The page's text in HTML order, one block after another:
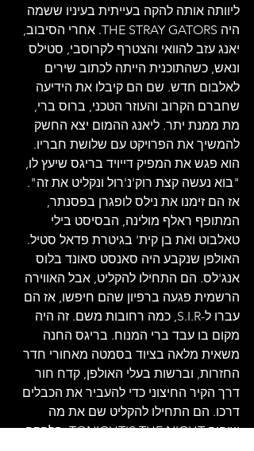
ליוותה אותה להקה בעייתית בעיניו ששמה
היה THE STRAY GATORS. אחרי הסיבוב,
יאנג עזב להוואי והצטרף לקרוסבי, סטילס
ונאש, כשהתוכנית הייתה לכתוב שירים
לאלבום חדש. שם הם קיבלו את הידיעה
שחברם הקרוב והעוזר הטכני, ברוס ברי,
מת ממנת יתר. ליאנג ההמום יצא החשק
להמשיך את הפרויקט עם שלושת חבריו.
הוא פגש את המפיק דייויד בריגס שיעץ לו,
"בוא נעשה קצת רוק'נ'רול ונקליט את זה".
אז הם זימנו את נילס לופגרן בפסנתר,
המתופף ראלף מולינה, הבסיסט בילי
טאלבוט ואת בן קית' בגיטרת פדאל סטיל.
האולפן שנקבע היה סאנסט סאונד בלוס
אנג'לס. הם התחילו להקליט, אבל האווירה
הרשמית פגעה ברפיון שהם חיפשו, אז הם
עברו ל-S.I.R, כמה רחובות משם. זה היה
מקום בו עבד ברי המנוח. בריגס החנה
משאית מלאה בציוד בסמטה מאחורי חדר
החזרות, וברשות בעלי האולפן, קדח חור
דרך הקיר החיצוני כדי להעביר את הכבלים
דרכו. הם התחילו להקליט שם את מה
שיהיה TONIGHT'S THE NIGHT. הלהקה